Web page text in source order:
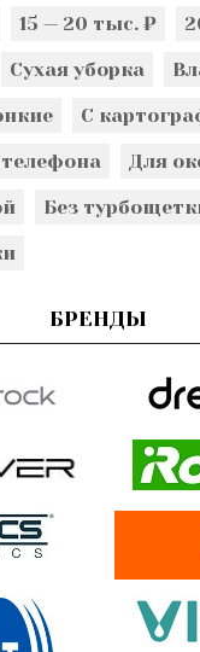
15 — 20 тыс. ₽
Сухая уборка
С
Для
Без
БРЕНДЫ